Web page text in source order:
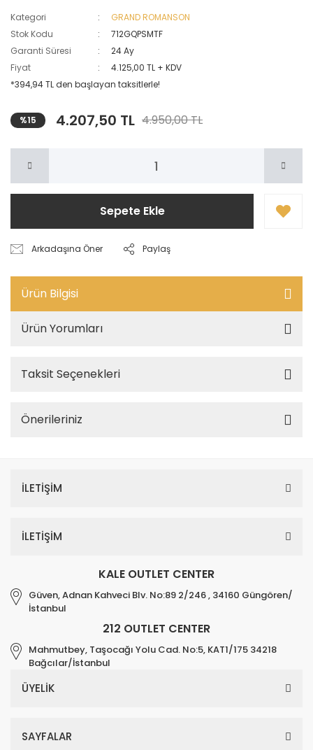
Kategori
GRAND ROMANSON
Stok Kodu
712GQPSMTF
Garanti Süresi
24 Ay
Fiyat
4.125,00 TL + KDV
*394,94 TL den başlayan taksitlerle!
%15 4.207,50 TL 4.950,00 TL
Sepete Ekle
Arkadaşına Öner Paylaş
Ürün Bilgisi
Ürün Yorumları
Taksit Seçenekleri
Önerileriniz
İLETİŞİM
İLETİŞİM
KALE OUTLET CENTER
Güven, Adnan Kahveci Blv. No:89 2/246 , 34160 Güngören/
İstanbul
212 OUTLET CENTER
Mahmutbey, Taşocağı Yolu Cad. No:5, KAT1/175 34218
Bağcılar/İstanbul
ÜYELİK
SAYFALAR